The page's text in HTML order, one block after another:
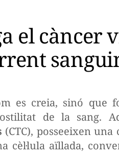
el càncer
es creia, sinó que
de la sang.
(CTC), posseeixen
cèl·lula aïllada,